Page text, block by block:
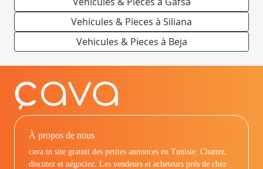
Vehicules & Pieces à Siliana
Vehicules & Pieces à Beja
À propos de nous
cava.tn site gratuit des petites annonces en Tunisie: Chattez,
discutez et négociez. Les vendeurs et acheteurs prés de chez